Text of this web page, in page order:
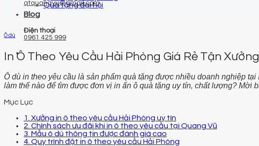
qtquangvu@gmail.com
Điện thoại
0961 425 999
Quà tặng đại hội
Blog
Ô dù
In Ô Theo Yêu Cầu Hải Phòng Giá Rẻ Tận Xưởng
Ô dù in theo yêu cầu là sản phẩm quà tặng được nhiều doanh nghiệp
làm thế nào để tìm được đơn vị in ấn ô quà tặng uy tín, chất lượng? Mời
Mục Lục
1. Xưởng in ô theo yêu cầu Hải Phòng uy tín
2. Chính sách ưu đãi khi in ô theo yêu cầu tại Quang Vũ
3. Mẫu ô dù thông tin được đánh giá cao
4. Quy trình đặt in ô theo yêu cầu Hải Phòng